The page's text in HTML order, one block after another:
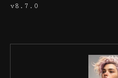
v8.7.0